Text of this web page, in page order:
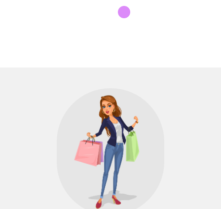
LILA